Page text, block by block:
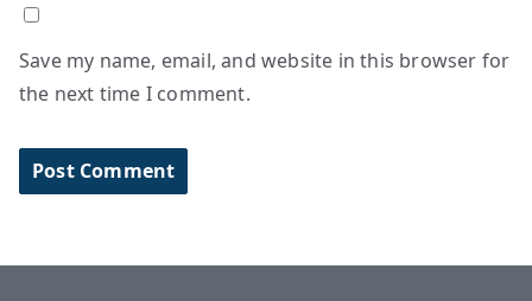
Save my name, email, and website in this browser for
the next time I comment.